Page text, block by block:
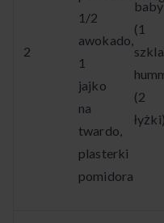
2
1/2
awokado,
1
jajko
na
twardo,
plasterki
pomidora
baby
(1
(2
łyżki)